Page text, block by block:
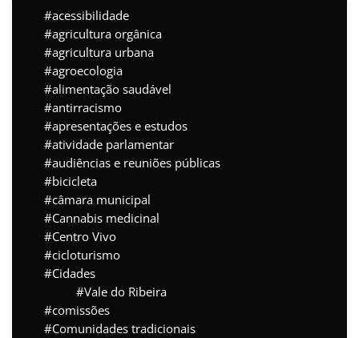
acessibilidade
agricultura orgânica
agricultura urbana
agroecologia
alimentação saudável
antirracismo
apresentações e estudos
atividade parlamentar
audiências e reuniões públicas
bicicleta
câmara municipal
Cannabis medicinal
Centro Vivo
cicloturismo
Cidades
Vale do Ribeira
comissões
Comunidades tradicionais